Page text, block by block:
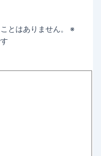
とはありません。
※